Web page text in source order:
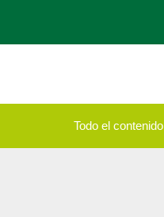
Todo el contenido